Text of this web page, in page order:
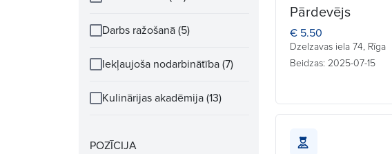
Darbs ražošanā (5)
Iekļaujoša nodarbinātība (7)
Kulinārijas akadēmija (13)
POZĪCIJA
Pārdevējs
€ 5.50
Dzelzavas iela 74, Rīga
Beidzas: 2025-07-15